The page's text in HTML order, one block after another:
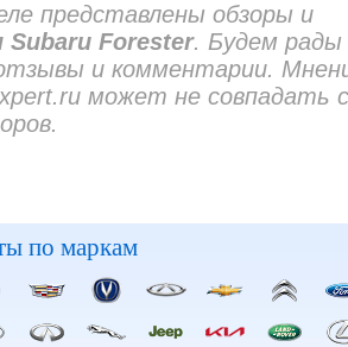
представлены обзоры и
Forester. Будем рады
и комментарии.
может не совпадать с
по маркам